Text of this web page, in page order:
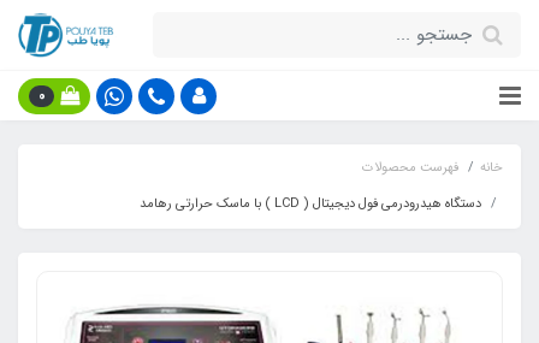
0
خانه
فهرست محصولات
دستگاه هیدرودرمی فول دیجیتال ( LCD ) با ماسک حرارتی رهامد